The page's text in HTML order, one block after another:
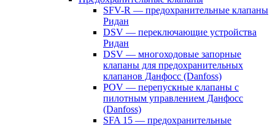
SFV-R — предохранительные клапаны
Ридан
DSV — переключающие устройства
Ридан
DSV — многоходовые запорные
клапаны для предохранительных
клапанов Данфосс (Danfoss)
POV — перепускные клапаны с
пилотным управлением Данфосс
(Danfoss)
SFA 15 — предохранительные